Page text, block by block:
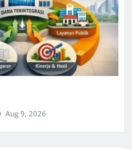
Aug 9, 2026